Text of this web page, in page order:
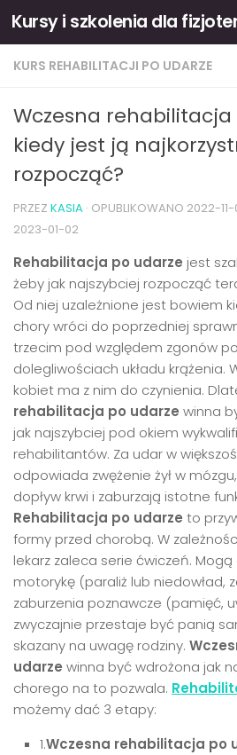
Skip to content
KURS REHABILITACJI PO UDARZE
Wczesna
kiedy jest ją
rozpocząć?
PRZEZ KASIA · OPUBLIKOWANO 2022-
2023-01-02
Rehabilitacja po udarze jest
żeby jak najszybciej rozpocząć
Od niej uzależnione jest bowiem
chory wróci do poprzedniej
trzecim pod względem zgonów
dolegliwościach układu krążenia.
kobiet ma z nim do czynienia.
rehabilitacja po udarze winna
jak najszybciej pod okiem
rehabilitantów. Za udar w
odpowiada zwężenie żył w
dopływ krwi i zaburzają istotne
Rehabilitacja po udarze to
formy przed chorobą. W
lekarz zaleca serie ćwiczeń.
motorykę (paraliż lub niedowład,
zaburzenia poznawcze (pamięć,
zwyczajnie przestaje być panią
skazany na uwagę rodziny.
udarze winna być wdrożona jak
chorego na to pozwala.
możemy dać 3 etapy:
1.Wczesna rehabilitacja po